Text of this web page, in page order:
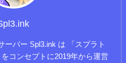
ーバー Spl3.ink は 「スプラト
コンセプトに2019年から運営